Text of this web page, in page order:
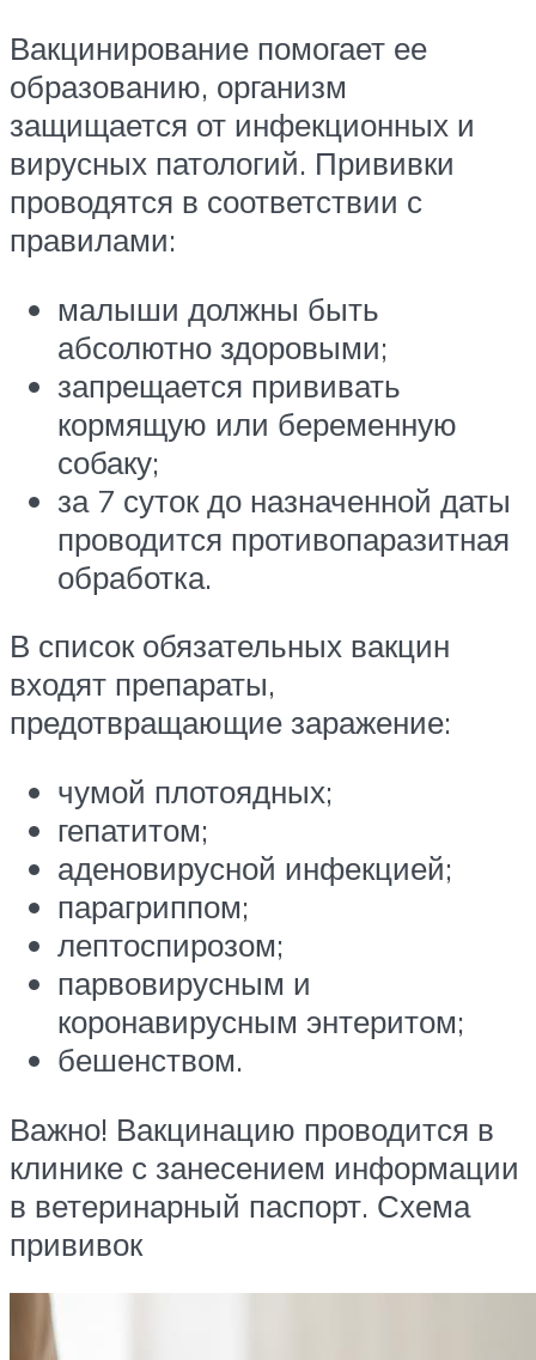
Вакцинирование помогает ее
образованию, организм
защищается от инфекционных и
вирусных патологий. Прививки
проводятся в соответствии с
правилами:
малыши должны быть
абсолютно здоровыми;
запрещается прививать
кормящую или беременную
собаку;
за 7 суток до назначенной даты
проводится противопаразитная
обработка.
В список обязательных вакцин
входят препараты,
предотвращающие заражение:
чумой плотоядных;
гепатитом;
аденовирусной инфекцией;
парагриппом;
лептоспирозом;
парвовирусным и
коронавирусным энтеритом;
бешенством.
Важно! Вакцинацию проводится в
клинике с занесением информации
в ветеринарный паспорт. Схема
прививок